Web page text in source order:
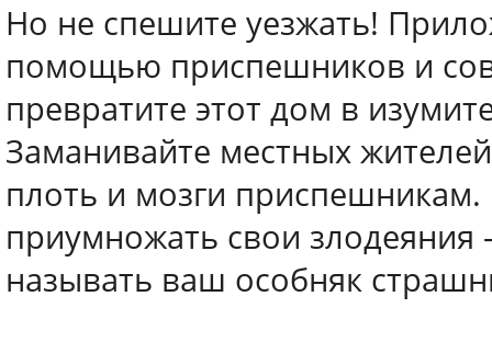
Но не спешите уезжать!
помощью приспешников и
превратите этот дом в
Заманивайте местных
плоть и мозги
приумножать свои злодеяния
называть ваш особняк